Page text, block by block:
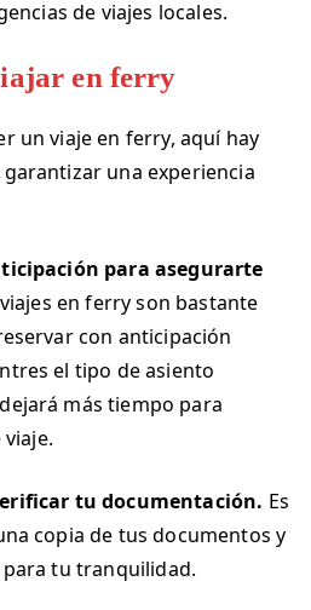
de viajes locales.
en ferry
un viaje en ferry, aquí hay
una experiencia
para asegurarte
en ferry son bastante
con anticipación
el tipo de asiento
más tiempo para
tu documentación. Es
copia de tus documentos y
tu tranquilidad.